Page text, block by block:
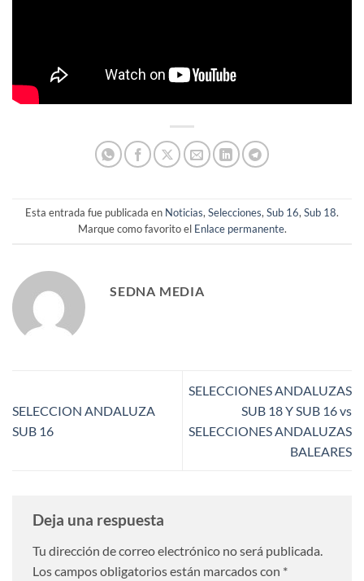
Esta entrada fue publicada en Noticias, Selecciones, Sub 16, Sub 18.
Marque como favorito el Enlace permanente.
SEDNA MEDIA
SELECCION ANDALUZA
SUB 16
SELECCIONES ANDALUZAS
SUB 18 Y SUB 16 vs
SELECCIONES ANDALUZAS
BALEARES
Deja una respuesta
Tu dirección de correo electrónico no será publicada.
Los campos obligatorios están marcados con *